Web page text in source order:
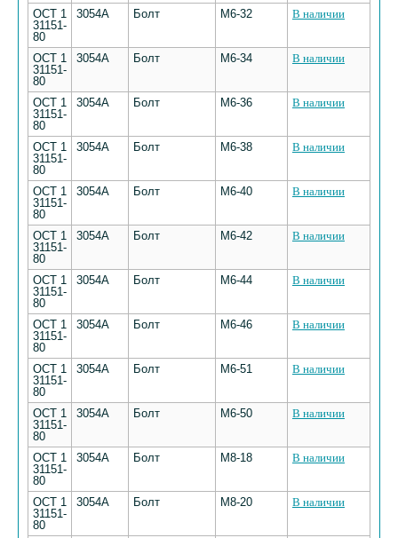
ОСТ 1
31151-
80
3054А Болт М6-32 В наличии
ОСТ 1
31151-
80
3054А Болт М6-34 В наличии
ОСТ 1
31151-
80
3054А Болт М6-36 В наличии
ОСТ 1
31151-
80
3054А Болт М6-38 В наличии
ОСТ 1
31151-
80
3054А Болт М6-40 В наличии
ОСТ 1
31151-
80
3054А Болт М6-42 В наличии
ОСТ 1
31151-
80
3054А Болт М6-44 В наличии
ОСТ 1
31151-
80
3054А Болт М6-46 В наличии
ОСТ 1
31151-
80
3054А Болт М6-51 В наличии
ОСТ 1
31151-
80
3054А Болт М6-50 В наличии
ОСТ 1
31151-
80
3054А Болт М8-18 В наличии
ОСТ 1
31151-
80
3054А Болт М8-20 В наличии